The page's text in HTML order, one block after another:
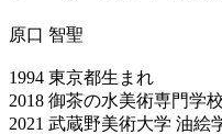
原口 智聖
1994 東京都生まれ
2018 御茶の水美術専門学
2021 武蔵野美術大学 油絵